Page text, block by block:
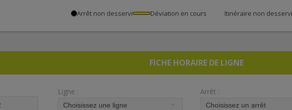
Arrêt non desservi Déviation en cours Itinéraire non desservi
FICHE HORAIRE DE LIGNE
Ligne : Arrêt :